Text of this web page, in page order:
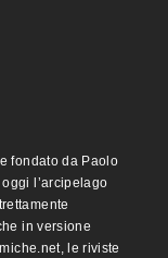
fondato da Paolo
l’arcipelago
in versione
le riviste